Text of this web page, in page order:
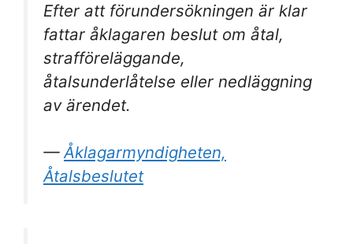
Efter att förundersökningen är klar
fattar åklagaren beslut om åtal,
strafföreläggande,
åtalsunderlåtelse eller nedläggning
av ärendet.
—Åklagarmyndigheten,
Åtalsbeslutet